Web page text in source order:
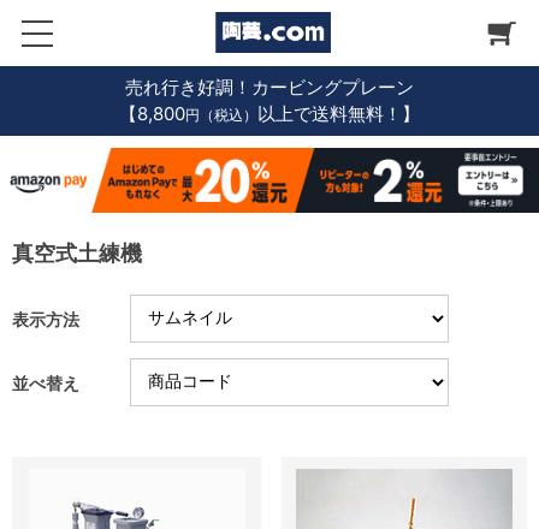
売れ行き好調！カービングプレーン
【8,800円（税込） 以上で送料無料！】
真空式土練機
表示方法
並べ替え